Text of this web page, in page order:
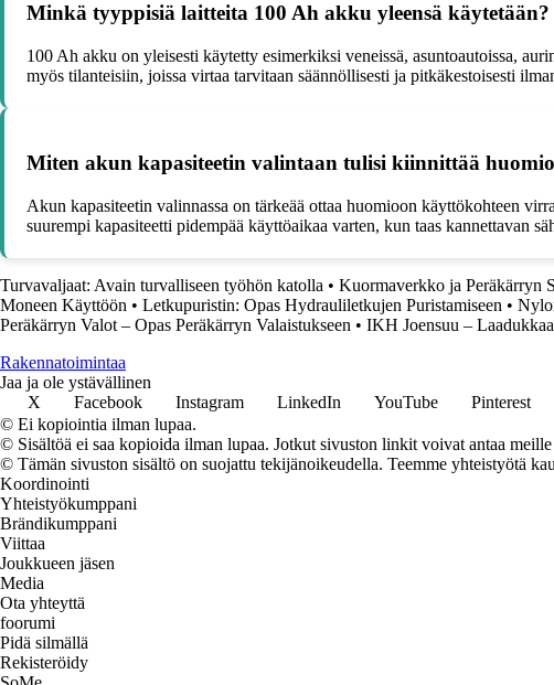
Minkä tyyppisiä laitteita 100 Ah akku yleensä käytetään?
100 Ah akku on yleisesti käytetty esimerkiksi veneissä, asuntoautoissa,
myös tilanteisiin, joissa virtaa tarvitaan säännöllisesti ja pitkäkestoisesti
Miten akun kapasiteetin valintaan tulisi kiinnittää
Akun kapasiteetin valinnassa on tärkeää ottaa huomioon käyttökohteen
suurempi kapasiteetti pidempää käyttöaikaa varten, kun taas
Turvavaljaat: Avain turvalliseen työhön katolla • Kuormaverkko ja Peräkärryn
Moneen Käyttöön • Letkupuristin: Opas Hydrauliletkujen Puristamiseen •
Peräkärryn Valot – Opas Peräkärryn Valaistukseen • IKH Joensuu –
Rakennatoimintaa
Jaa ja ole ystävällinen
X
Facebook Instagram LinkedIn YouTube Pinterest
© Ei kopiointia ilman lupaa.
© Sisältöä ei saa kopioida ilman lupaa. Jotkut sivuston linkit voivat antaa
© Tämän sivuston sisältö on suojattu tekijänoikeudella. Teemme yhteistyötä
Koordinointi
Yhteistyökumppani
Brändikumppani
Viittaa
Joukkueen jäsen
Media
Ota yhteyttä
foorumi
Pidä silmällä
Rekisteröidy